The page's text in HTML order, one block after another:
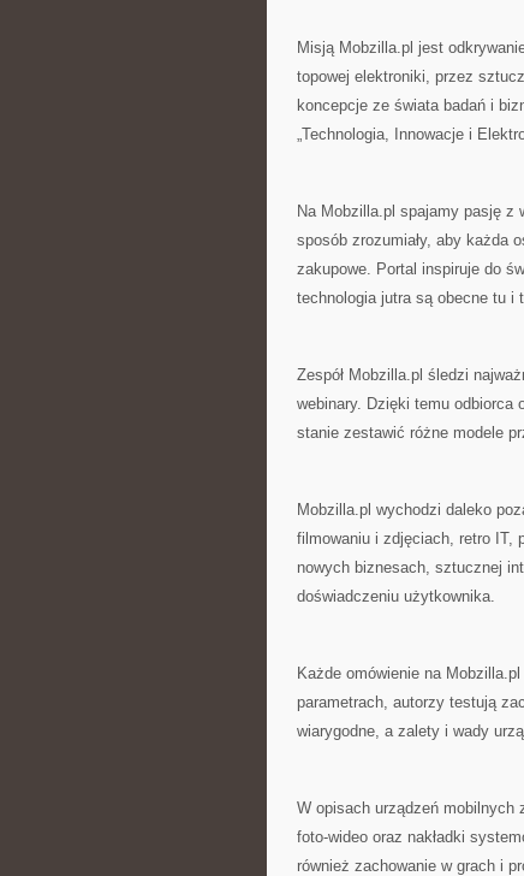
Misją Mobzilla.pl jest
topowej elektroniki, przez
koncepcje ze świata badań i
„Technologia, Innowacje i
Na Mobzilla.pl spajamy pasję z
sposób zrozumiały, aby każda
zakupowe. Portal inspiruje do
technologia jutra są obecne tu i
Zespół Mobzilla.pl śledzi
webinary. Dzięki temu odbiorca
stanie zestawić różne modele
Mobzilla.pl wychodzi daleko
filmowaniu i zdjęciach, retro IT,
nowych biznesach, sztucznej
doświadczeniu użytkownika.
Każde omówienie na
parametrach, autorzy testują
wiarygodne, a zalety i wady
W opisach urządzeń mobilnych
foto-wideo oraz nakładki
również zachowanie w grach i